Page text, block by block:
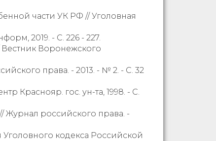
части УК РФ // Уголовная
2019. - С. 226 - 227.
Вестник Воронежского
права. - 2013. - № 2. - С. 32
Краснояр. гос. ун-та, 1998. - С.
Журнал российского права. -
кодекса Российской